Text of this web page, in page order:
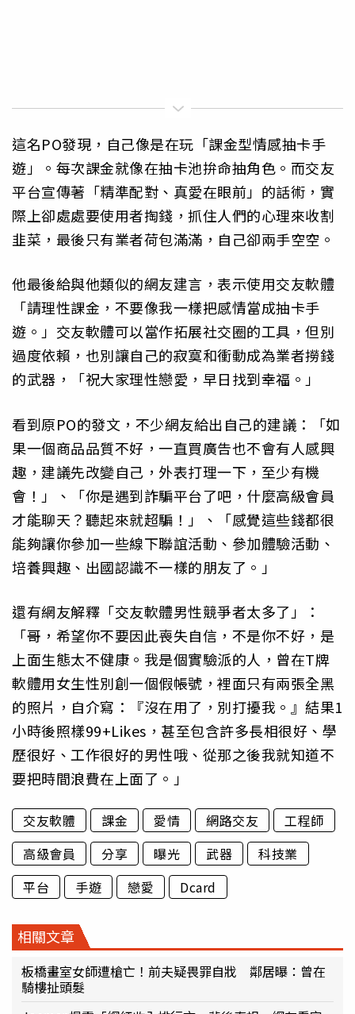
這名PO發現，自己像是在玩「課金型情感抽卡手
遊」。每次課金就像在抽卡池拚命抽角色。而交友
平台宣傳著「精準配對、真愛在眼前」的話術，實
際上卻處處要使用者掏錢，抓住人們的心理來收割
韭菜，最後只有業者荷包滿滿，自己卻兩手空空。
他最後給與他類似的網友建言，表示使用交友軟體
「請理性課金，不要像我一樣把感情當成抽卡手
遊。」交友軟體可以當作拓展社交圈的工具，但別
過度依賴，也別讓自己的寂寞和衝動成為業者撈錢
的武器，「祝大家理性戀愛，早日找到幸福。」
看到原PO的發文，不少網友給出自己的建議：「如
果一個商品品質不好，一直買廣告也不會有人感興
趣，建議先改變自己，外表打理一下，至少有機
會！」、「你是遇到詐騙平台了吧，什麼高級會員
才能聊天？聽起來就超騙！」、「感覺這些錢都很
能夠讓你參加一些線下聯誼活動、參加體驗活動、
培養興趣、出國認識不一樣的朋友了。」
還有網友解釋「交友軟體男性競爭者太多了」：
「哥，希望你不要因此喪失自信，不是你不好，是
上面生態太不健康。我是個實驗派的人，曾在T牌
軟體用女生性別創一個假帳號，裡面只有兩張全黑
的照片，自介寫：『沒在用了，別打擾我。』結果1
小時後照樣99+Likes，甚至包含許多長相很好、學
歷很好、工作很好的男性哦、從那之後我就知道不
要把時間浪費在上面了。」
交友軟體 課金 愛情 網路交友
工程師
高級會員
分享 曝光 武器
科技業
平台
手遊 戀愛 Dcard
相關文章
板橋畫室女師遭槍亡！前夫疑畏罪自戕 鄰居曝：曾在
騎樓扯頭髮